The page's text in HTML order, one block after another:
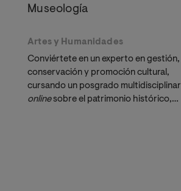
Museología
Artes y Humanidades
Conviértete en un experto en gestión,
conservación y promoción cultural,
cursando un posgrado multidisciplinar
online sobre el patrimonio histórico,